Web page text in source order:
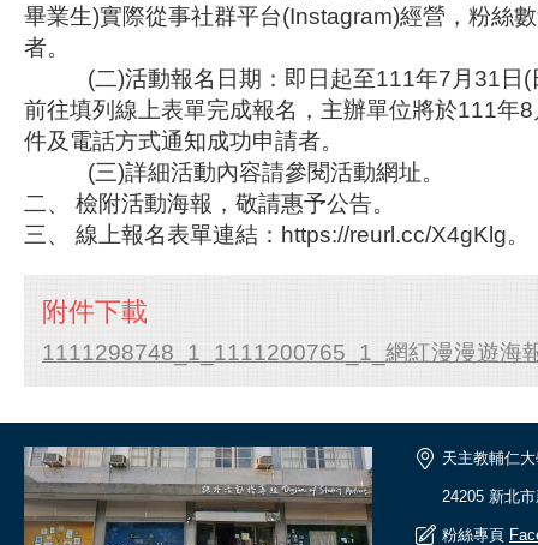
畢業生)實際從事社群平台(Instagram)經營，粉絲
者。
(二)活動報名日期：即日起至111年7月31日(
前往填列線上表單完成報名，主辦單位將於111年
件及電話方式通知成功申請者。
(三)詳細活動內容請參閱活動網址。
二、 檢附活動海報，敬請惠予公告。
三、 線上報名表單連結：https://reurl.cc/X4gKlg。
附件下載
1111298748_1_1111200765_1_網紅漫漫遊海
天主教輔仁
24205 新北
粉絲專頁